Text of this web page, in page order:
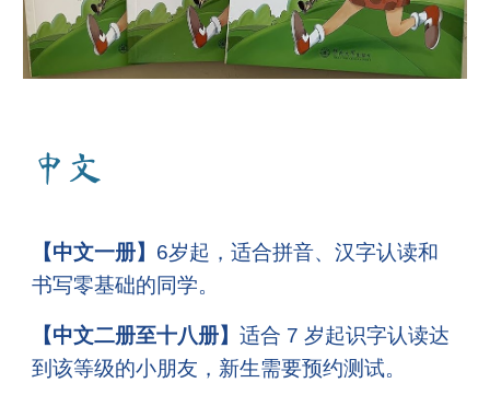
中文
【中文一册】 6岁起，适合拼音、汉字认读和
书写零基础的同学。
【中文二册至十八册】适合 7 岁起识字认读达
到该等级的小朋友，新生需要预约测试。